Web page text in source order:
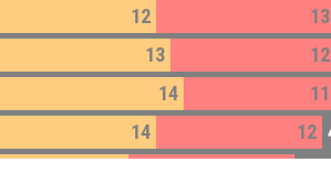
12 13
13 12
14 11
14 12